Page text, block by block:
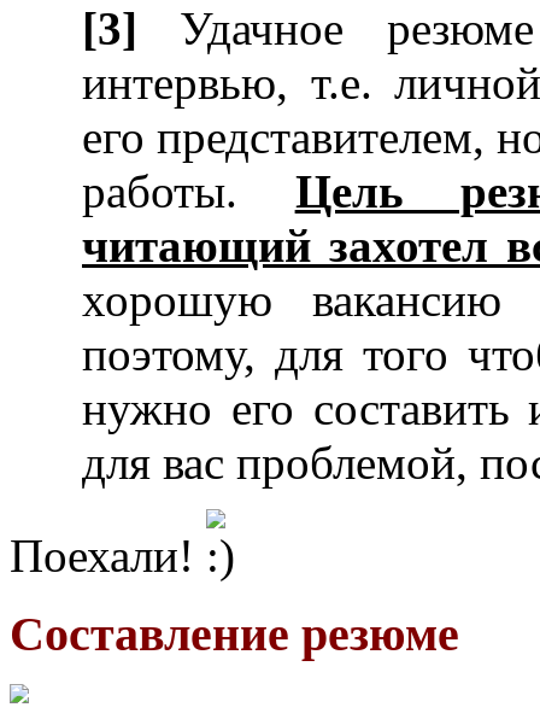
[3] Удачное
интервью, т.е.
его представителем,
работы. Цель
читающий захотел
хорошую
поэтому, для того
нужно его
для вас проблемой,
Поехали!
Составление резюме